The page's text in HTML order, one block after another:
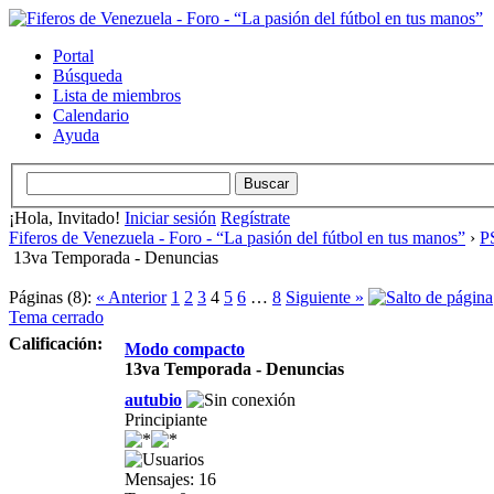
Portal
Búsqueda
Lista de miembros
Calendario
Ayuda
¡Hola, Invitado! Iniciar sesión Regístrate
Fiferos de Venezuela - Foro - “La pasión del fútbol en tus manos” ›
13va Temporada - Denuncias
Páginas (8): « Anterior 1 2 3 4 5 6 … 8 Siguiente »
Tema cerrado
Calificación:
Modo compacto
13va Temporada - Denuncias
autubio
Principiante
Mensajes: 16